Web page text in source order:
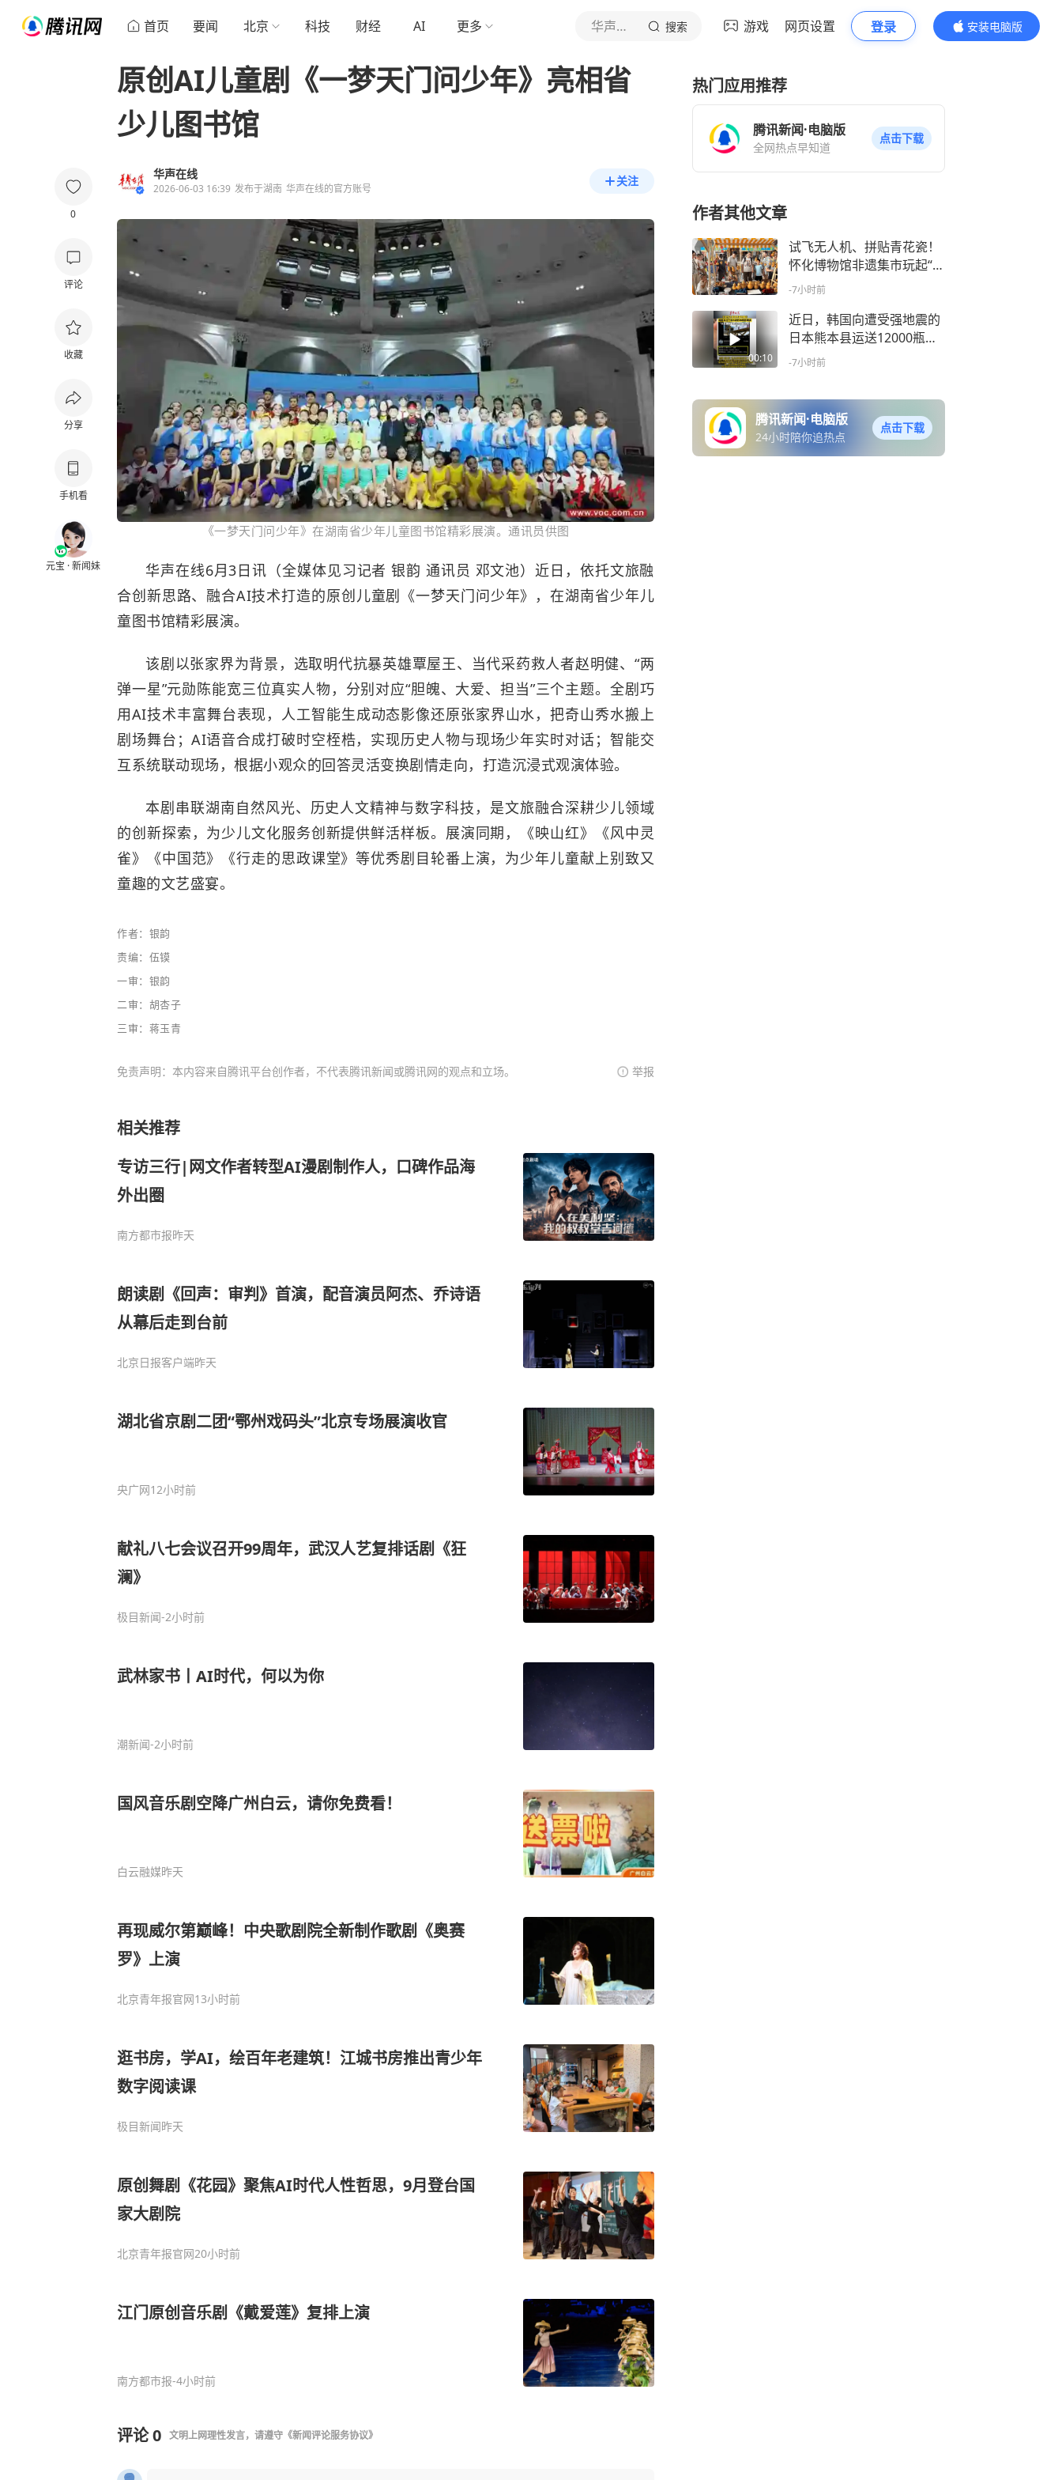
首页 要闻 北京 科技 财经 AI 更多 华声在线 搜索 游戏 网页设置 登录
安装电脑版
内容更精彩
0
评论
收藏
分享
手机看
元宝 · 新闻妹
原创AI儿童剧《一梦天门问少年》亮相省
少儿图书馆
华声在线
2026-06-03 16:39 发布于湖南 华声在线的官方账号
关注
《一梦天门问少年》在湖南省少年儿童图书馆精彩展演。通讯员供图​
华声在线6月3日讯（全媒体见习记者 银韵 通讯员 邓文池）近日，依托文旅融
合创新思路、融合AI技术打造的原创儿童剧《一梦天门问少年》，在湖南省少年儿
童图书馆精彩展演。
该剧以张家界为背景，选取明代抗暴英雄覃屋王、当代采药救人者赵明健、“两
弹一星”元勋陈能宽三位真实人物，分别对应“胆魄、大爱、担当”三个主题。全剧巧
用AI技术丰富舞台表现，人工智能生成动态影像还原张家界山水，把奇山秀水搬上
剧场舞台；AI语音合成打破时空桎梏，实现历史人物与现场少年实时对话；智能交
互系统联动现场，根据小观众的回答灵活变换剧情走向，打造沉浸式观演体验。
本剧串联湖南自然风光、历史人文精神与数字科技，是文旅融合深耕少儿领域
的创新探索，为少儿文化服务创新提供鲜活样板。展演同期，《映山红》《风中灵
雀》《中国范》《行走的思政课堂》等优秀剧目轮番上演，为少年儿童献上别致又
童趣的文艺盛宴。
作者：银韵
责编：伍镆
一审：银韵
二审：胡杏子
三审：蒋玉青
免责声明：本内容来自腾讯平台创作者，不代表腾讯新闻或腾讯网的观点和立场。 举报
相关推荐
专访三行|网文作者转型AI漫剧制作人，口碑作品海
外出圈
南方都市报昨天
朗读剧《回声：审判》首演，配音演员阿杰、乔诗语
从幕后走到台前
北京日报客户端昨天
湖北省京剧二团“鄂州戏码头”北京专场展演收官
央广网12小时前
献礼八七会议召开99周年，武汉人艺复排话剧《狂
澜》
极目新闻-2小时前
武林家书丨AI时代，何以为你
潮新闻-2小时前
国风音乐剧空降广州白云，请你免费看！
白云融媒昨天
再现威尔第巅峰！中央歌剧院全新制作歌剧《奥赛
罗》上演
北京青年报官网13小时前
逛书房，学AI，绘百年老建筑！江城书房推出青少年
数字阅读课
极目新闻昨天
原创舞剧《花园》聚焦AI时代人性哲思，9月登台国
家大剧院
北京青年报官网20小时前
江门原创音乐剧《戴爱莲》复排上演
南方都市报-4小时前
评论0 文明上网理性发言，请遵守 《新闻评论服务协议》
热门应用推荐
腾讯新闻·电脑版
全网热点早知道
点击下载
作者其他文章
试飞无人机、拼贴青花瓷！
怀化博物馆非遗集市玩起“跨
次元”
-7小时前
00:10
近日，韩国向遭受强地震的
日本熊本县运送12000瓶
水，却遭日本网民嘲讽“韩国
当冲马桶的水”
-7小时前
腾讯新闻·电脑版
24小时陪你追热点
点击下载